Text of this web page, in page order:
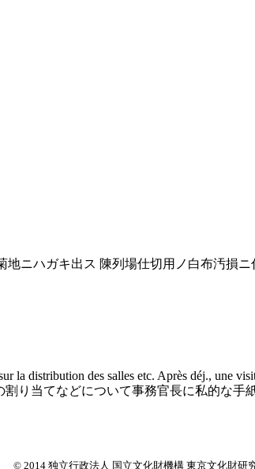
ニハガキ出ス 陳列場仕切用ノ白布汚損
la distribution des salles etc. Après déj., une
当てなどについて事務官長に私的な手
© 2014 独立行政法人 国立文化財機構 東京文化財研